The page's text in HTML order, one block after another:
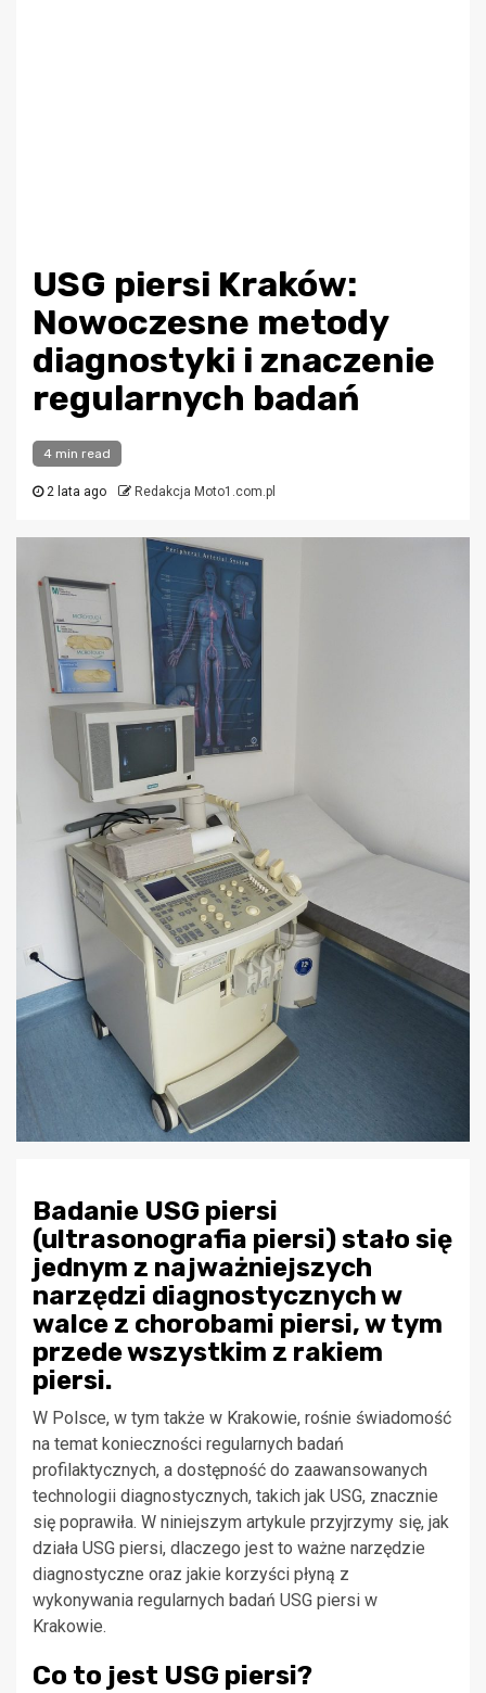
USG piersi Kraków:
Nowoczesne metody
diagnostyki i znaczenie
regularnych badań
4 min read
2 lata ago Redakcja Moto1.com.pl
Badanie USG piersi
(ultrasonografia piersi) stało się
jednym z najważniejszych
narzędzi diagnostycznych w
walce z chorobami piersi, w tym
przede wszystkim z rakiem
piersi.
W Polsce, w tym także w Krakowie, rośnie świadomość
na temat konieczności regularnych badań
profilaktycznych, a dostępność do zaawansowanych
technologii diagnostycznych, takich jak USG, znacznie
się poprawiła. W niniejszym artykule przyjrzymy się, jak
działa USG piersi, dlaczego jest to ważne narzędzie
diagnostyczne oraz jakie korzyści płyną z
wykonywania regularnych badań USG piersi w
Krakowie.
Co to jest USG piersi?